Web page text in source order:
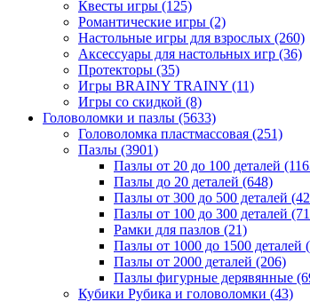
Квесты игры (125)
Романтические игры (2)
Настольные игры для взрослых (260)
Аксессуары для настольных игр (36)
Протекторы (35)
Игры BRAINY TRAINY (11)
Игры со скидкой (8)
Головоломки и пазлы (5633)
Головоломка пластмассовая (251)
Пазлы (3901)
Пазлы от 20 до 100 деталей
Пазлы до 20 деталей (648)
Пазлы от 300 до 500 деталей
Пазлы от 100 до 300 деталей
Рамки для пазлов (21)
Пазлы от 1000 до 1500 деталей
Пазлы от 2000 деталей (206)
Пазлы фигурные дерявянные
Кубики Рубика и головоломки (43)